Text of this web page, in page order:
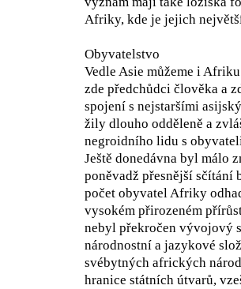
Afriky, kde je jejich
Obyvatelstvo
Vedle Asie můžeme i
zde předchůdci člověka a
spojení s nejstaršími
žily dlouho odděleně a
negroidního lidu s
Ještě donedávna byl málo
poněvadž přesnější sčítání
počet obyvatel Afriky
vysokém přirozeném
nebyl překročen vývojový
národnostní a jazykové
svébytných afrických
hranice státních útvarů,